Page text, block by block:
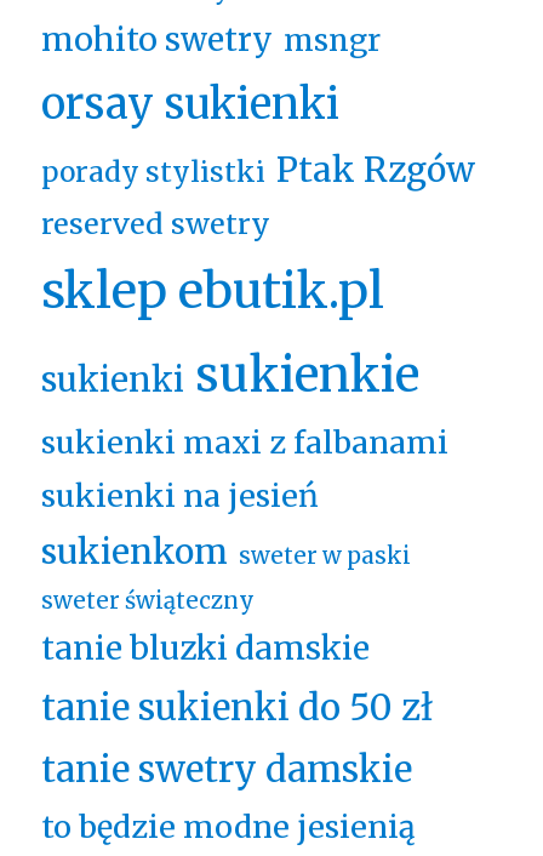
mohito swetry msngr
orsay sukienki
porady stylistki Ptak Rzgów
reserved swetry
sklep ebutik.pl
sukienki sukienkie
sukienki maxi z falbanami
sukienki na jesień
sukienkom sweter w paski
sweter świąteczny
tanie bluzki damskie
tanie sukienki do 50 zł
tanie swetry damskie
to będzie modne jesienią